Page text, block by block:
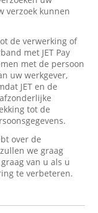
verzoek kunnen
de verwerking of
met JET Pay
met de persoon
uw werkgever,
JET en de
tot de
over de
we graag
van u als u
te verbeteren.